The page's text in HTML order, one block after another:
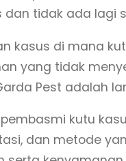
dan tidak ada lagi
kasus di mana
yang tidak
Pest adalah
kutu
dan metode